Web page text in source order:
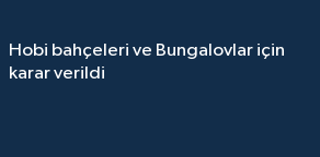
Hobi bahçeleri ve Bungalovlar için
karar verildi